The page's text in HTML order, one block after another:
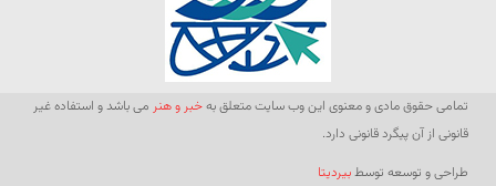
تمامی حقوق مادی و معنوی این وب سایت متعلق بهخبر و هنر می باشد و استفاده غیر
قانونی از آن پیگرد قانونی دارد.
طراحی و توسعه توسطبیردیتا